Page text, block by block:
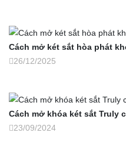
Cách mở két sắt hòa phát
26/12/2025
Cách mở khóa két sắt Truly
23/09/2024